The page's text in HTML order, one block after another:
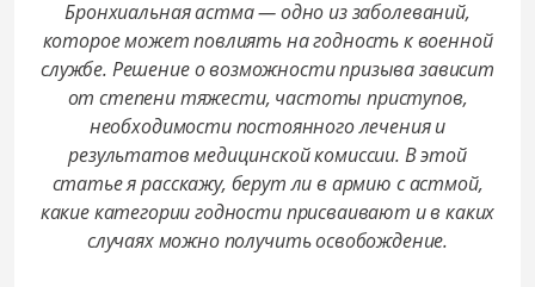
Бронхиальная астма — одно из заболеваний,
которое может повлиять на годность к военной
службе. Решение о возможности призыва зависит
от степени тяжести, частоты приступов,
необходимости постоянного лечения и
результатов медицинской комиссии. В этой
статье я расскажу, берут ли в армию с астмой,
какие категории годности присваивают и в каких
случаях можно получить освобождение.